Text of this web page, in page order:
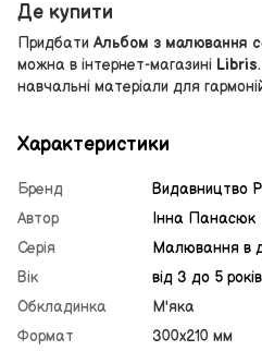
Де купити
Придбати Альбом з малювання
можна в інтернет-магазині Libris
навчальні матеріали для
Характеристики
Бренд
Видавництво
Автор
Інна Панасюк
Серія
Малювання в
Вік
від 3 до 5 років
Обкладинка
М'яка
Формат
300х210 мм